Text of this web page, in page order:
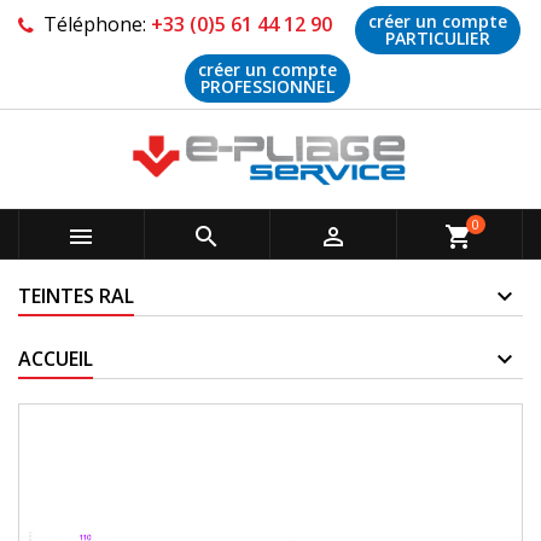
Téléphone: +33 (0)5 61 44 12 90 créer un compte
PARTICULIER
créer un compte
PROFESSIONNEL
   shopping_cart0
TEINTES RAL
ACCUEIL